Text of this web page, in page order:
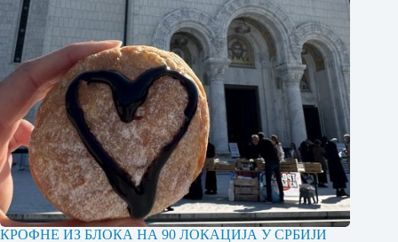
КРОФНЕ ИЗ БЛОКА НА 90 ЛОКАЦИЈА У СРБИЈИ